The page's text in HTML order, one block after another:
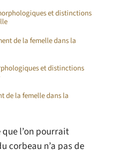
et distinctions
de la femelle dans la
et distinctions
de la femelle dans la
l’on pourrait
corbeau n’a pas de